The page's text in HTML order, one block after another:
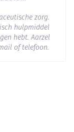
zorg.
hulpmiddel
hebt. Aarzel
of telefoon.